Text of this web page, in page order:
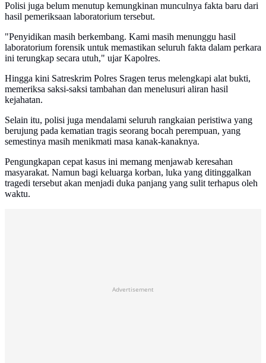
Polisi juga belum menutup kemungkinan munculnya fakta baru dari
hasil pemeriksaan laboratorium tersebut.
"Penyidikan masih berkembang. Kami masih menunggu hasil
laboratorium forensik untuk memastikan seluruh fakta dalam perkara
ini terungkap secara utuh," ujar Kapolres.
Hingga kini Satreskrim Polres Sragen terus melengkapi alat bukti,
memeriksa saksi-saksi tambahan dan menelusuri aliran hasil
kejahatan.
Selain itu, polisi juga mendalami seluruh rangkaian peristiwa yang
berujung pada kematian tragis seorang bocah perempuan, yang
semestinya masih menikmati masa kanak-kanaknya.
Pengungkapan cepat kasus ini memang menjawab keresahan
masyarakat. Namun bagi keluarga korban, luka yang ditinggalkan
tragedi tersebut akan menjadi duka panjang yang sulit terhapus oleh
waktu.
Advertisement